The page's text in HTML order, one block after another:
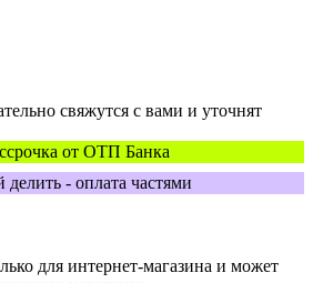
свяжутся с вами и уточнят
от ОТП Банка
делить - оплата частями
для интернет-магазина и может